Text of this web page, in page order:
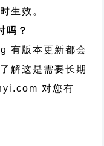
生效。
吗？
有版本更新都会
解这是需要长期
对您有